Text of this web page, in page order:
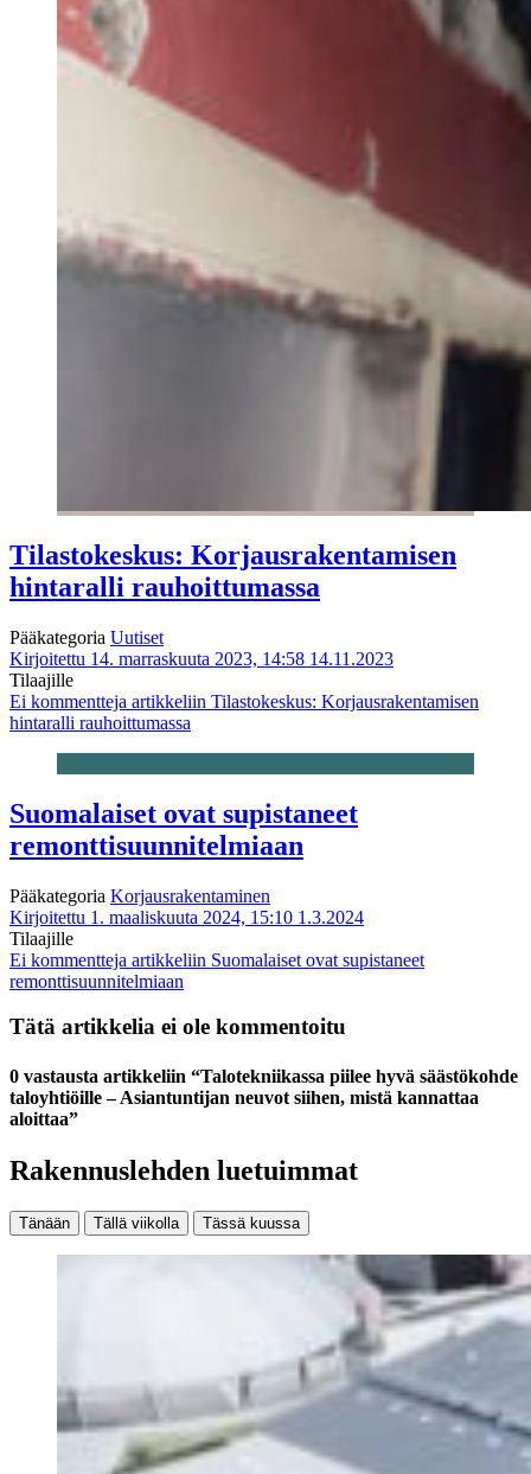
Tilastokeskus: Korjausrakentamisen
hintaralli rauhoittumassa
Pääkategoria Uutiset
Kirjoitettu 14. marraskuuta 2023, 14:58 14.11.2023
Tilaajille
Ei kommentteja artikkeliin Tilastokeskus: Korjausrakentamisen
hintaralli rauhoittumassa
Suomalaiset ovat supistaneet
remonttisuunnitelmiaan
Pääkategoria Korjausrakentaminen
Kirjoitettu 1. maaliskuuta 2024, 15:10 1.3.2024
Tilaajille
Ei kommentteja artikkeliin Suomalaiset ovat supistaneet
remonttisuunnitelmiaan
Tätä artikkelia ei ole kommentoitu
0 vastausta artikkeliin “Talotekniikassa piilee hyvä säästökohde
taloyhtiöille – Asiantuntijan neuvot siihen, mistä kannattaa
aloittaa”
Rakennuslehden luetuimmat
Tänään Tällä viikolla Tässä kuussa